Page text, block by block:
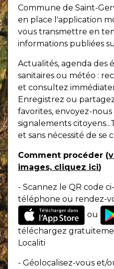
Commune de Saint-
en place l'application
vous transmettre en
informations publiées
Actualités, agenda des
sanitaires ou météo :
et consultez
Enregistrez ou
favorites, envoyez-
signalements
et sans nécessité de se
Comment procéder (
images, cliquez ici)
- Scannez le QR code
téléphone ou rendez-
ou
téléchargez
Localiti
- Géolocalisez-vous et/